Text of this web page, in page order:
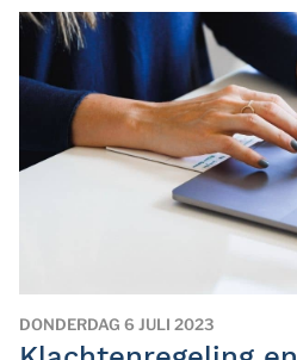
DONDERDAG 6 JULI 2023